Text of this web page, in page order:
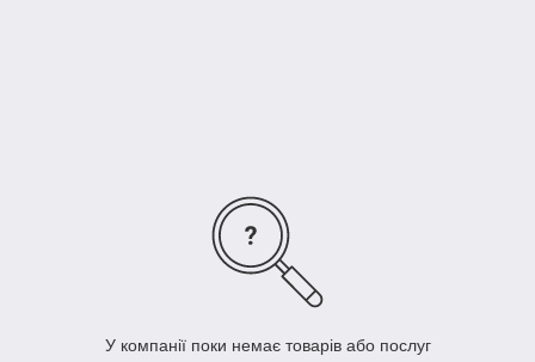
У компанії поки немає товарів або послуг